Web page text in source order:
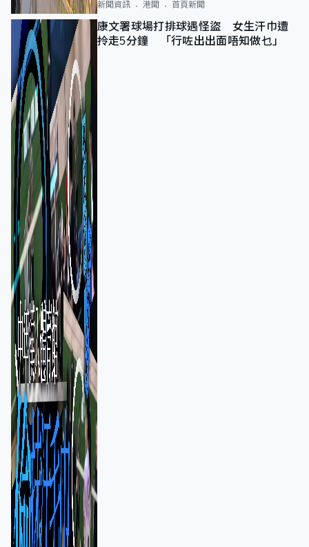
新聞資訊 港聞 首頁新聞
康文署球場打排球遇怪盜 女生汗巾遭
拎走5分鐘 「行咗出出面唔知做乜」